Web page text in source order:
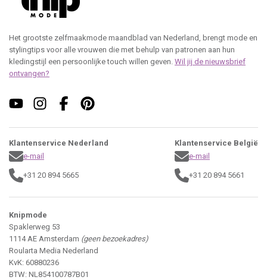
Het grootste zelfmaakmode maandblad van Nederland, brengt mode en
stylingtips voor alle vrouwen die met behulp van patronen aan hun
kledingstijl een persoonlijke touch willen geven. Wil jij de nieuwsbrief
ontvangen?
Klantenservice Nederland
e-mail
+31 20 894 5665
Klantenservice België
e-mail
+31 20 894 5661
Knipmode
Spaklerweg 53
1114 AE Amsterdam (geen bezoekadres)
Roularta Media Nederland
KvK: 60880236
BTW: NL854100787B01